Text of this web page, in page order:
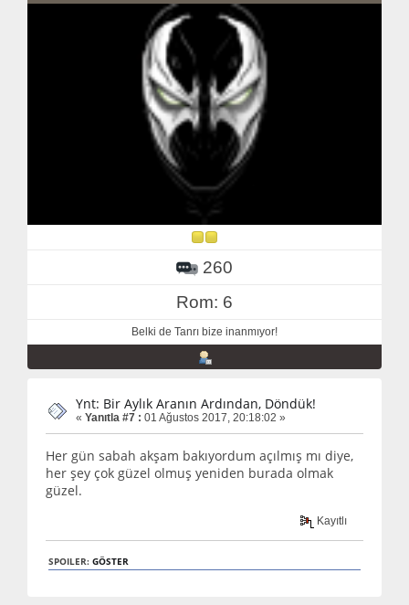
260
Rom: 6
Belki de Tanrı bize inanmıyor!
Ynt: Bir Aylık Aranın Ardından, Döndük!
« Yanıtla #7 : 01 Ağustos 2017, 20:18:02 »
Her gün sabah akşam bakıyordum açılmış mı diye,
her şey çok güzel olmuş yeniden burada olmak
güzel.
Kayıtlı
SPOILER: GÖSTER